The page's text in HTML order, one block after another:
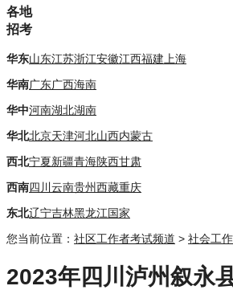
各地
招考
华东山东江苏浙江安徽江西福建 上海
华南广东广西海南
华中河南湖北湖南
华北北京天津河北山西内蒙古
西北宁夏新疆青海陕西甘肃
西南四川 云南贵州西藏重庆
东北辽宁吉林黑龙江国家
您当前位置： 社区工作者考试频道 > 社会工
2023年四川泸州叙永